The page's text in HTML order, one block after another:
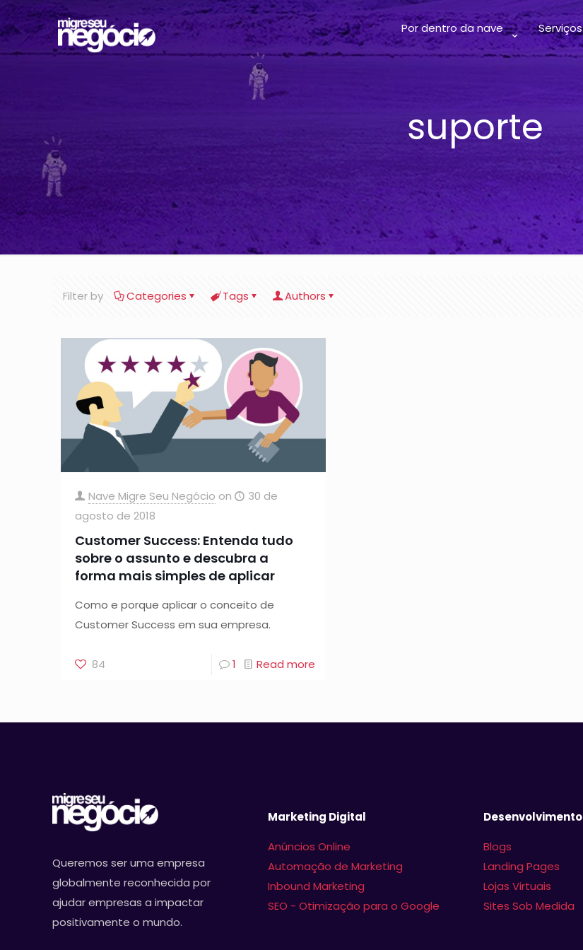
Por dentro da nave Serviços
suporte
Filter by Categories Tags Authors
Nave Migre Seu Negócio on
30 de
agosto de 2018
Customer Success: Entenda tudo
sobre o assunto e descubra a
forma mais simples de aplicar
Como e porque aplicar o conceito de
Customer Success em sua empresa.
84 1 Read more
Queremos ser uma empresa
globalmente reconhecida por
ajudar empresas a impactar
positivamente o mundo.
Marketing Digital
Anúncios Online
Automação de Marketing
Inbound Marketing
SEO - Otimização para o Google
Desenvolvimento
Blogs
Landing Pages
Lojas Virtuais
Sites Sob Medida
Assine nosso